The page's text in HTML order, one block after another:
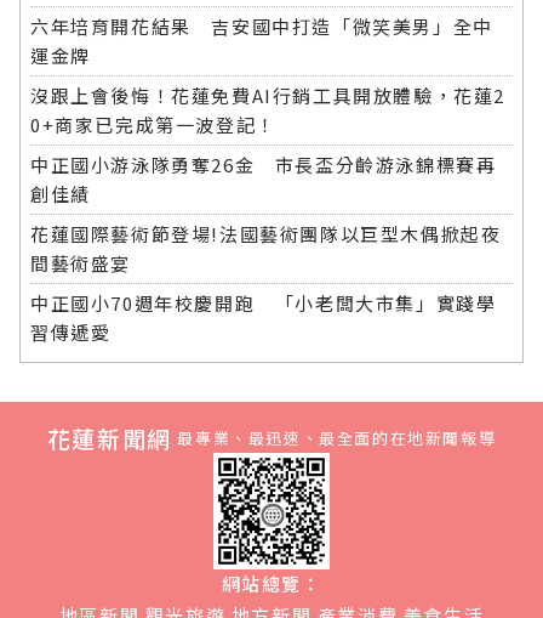
六年培育開花結果 吉安國中打造「微笑美男」全中
運金牌
沒跟上會後悔！花蓮免費AI行銷工具開放體驗，花蓮2
0+商家已完成第一波登記！
中正國小游泳隊勇奪26金 市長盃分齡游泳錦標賽再
創佳績
花蓮國際藝術節登場!法國藝術團隊以巨型木偶掀起夜
間藝術盛宴
中正國小70週年校慶開跑 「小老闆大市集」實踐學
習傳遞愛
花蓮新聞網 最專業、最迅速、最全面的在地新聞報導
網站總覽：